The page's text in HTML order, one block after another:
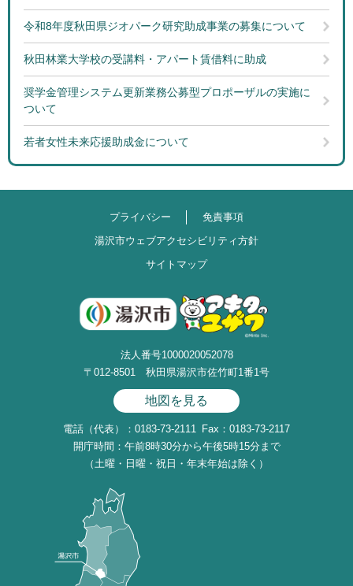
令和8年度秋田県ジオパーク研究助成事業の募集について
秋田林業大学校の受講料・アパート賃借料に助成
奨学金管理システム更新業務公募型プロポーザルの実施に
ついて
若者女性未来応援助成金について
プライバシー
免責事項
湯沢市ウェブアクセシビリティ方針
サイトマップ
法人番号1000020052078
〒012-8501 秋田県湯沢市佐竹町1番1号
地図を見る
電話（代表）：0183-73-2111 Fax：0183-73-2117
開庁時間：午前8時30分から午後5時15分まで
（土曜・日曜・祝日・年末年始は除く）